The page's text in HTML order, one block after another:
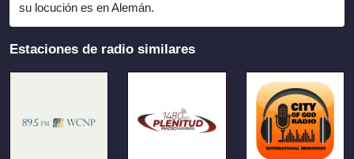
su locución es en Alemán.
Estaciones de radio similares